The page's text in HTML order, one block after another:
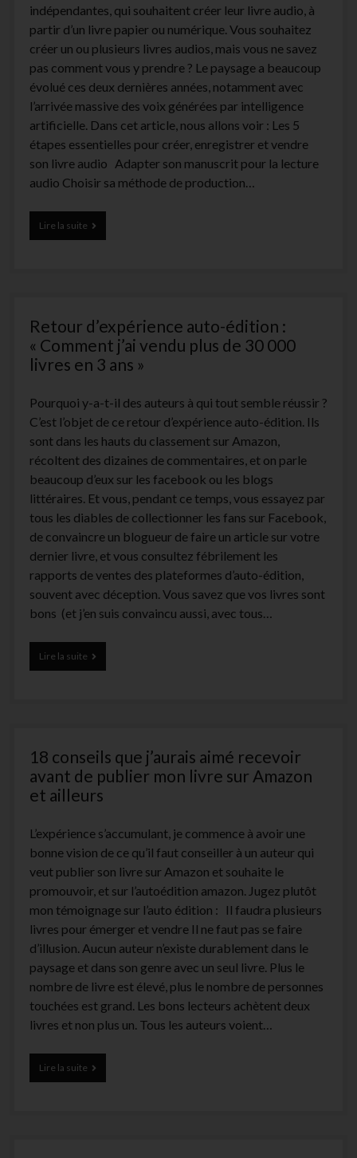
indépendantes, qui souhaitent créer leur livre audio, à
partir d’un livre papier ou numérique. Vous souhaitez
créer un ou plusieurs livres audios, mais vous ne savez
pas comment vous y prendre ? Le paysage a beaucoup
évolué ces deux dernières années, notamment avec
l’arrivée massive des voix générées par intelligence
artificielle. Dans cet article, nous allons voir : Les 5
étapes essentielles pour créer, enregistrer et vendre
son livre audio Adapter son manuscrit pour la lecture
audio Choisir sa méthode de production…
Lire la suiteComment
créer,
audio
(audio
book)
?
Retour d’expérience auto-édition :
« Comment j’ai vendu plus de 30 000
livres en 3 ans »
Pourquoi y-a-t-il des auteurs à qui tout semble réussir ?
C’est l’objet de ce retour d’expérience auto-édition. Ils
sont dans les hauts du classement sur Amazon,
récoltent des dizaines de commentaires, et on parle
beaucoup d’eux sur les facebook ou les blogs
littéraires. Et vous, pendant ce temps, vous essayez par
tous les diables de collectionner les fans sur Facebook,
de convaincre un blogueur de faire un article sur votre
dernier livre, et vous consultez fébrilement les
rapports de ventes des plateformes d’auto-édition,
souvent avec déception. Vous savez que vos livres sont
bons (et j’en suis convaincu aussi, avec tous…
Lire la suiteRetour
d’expérience
vendu
de
30
livres
en
3
ans »
18 conseils que j’aurais aimé recevoir
avant de publier mon livre sur Amazon
et ailleurs
L’expérience s’accumulant, je commence à avoir une
bonne vision de ce qu’il faut conseiller à un auteur qui
veut publier son livre sur Amazon et souhaite le
promouvoir, et sur l’autoédition amazon. Jugez plutôt
mon témoignage sur l’auto édition : Il faudra plusieurs
livres pour émerger et vendre Il ne faut pas se faire
d’illusion. Aucun auteur n’existe durablement dans le
paysage et dans son genre avec un seul livre. Plus le
nombre de livre est élevé, plus le nombre de personnes
touchées est grand. Les bons lecteurs achètent deux
livres et non plus un. Tous les auteurs voient…
Lire la suite18
conseils